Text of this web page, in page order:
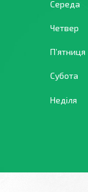
Середа
Четвер
Пʼятниця
Субота
Неділя